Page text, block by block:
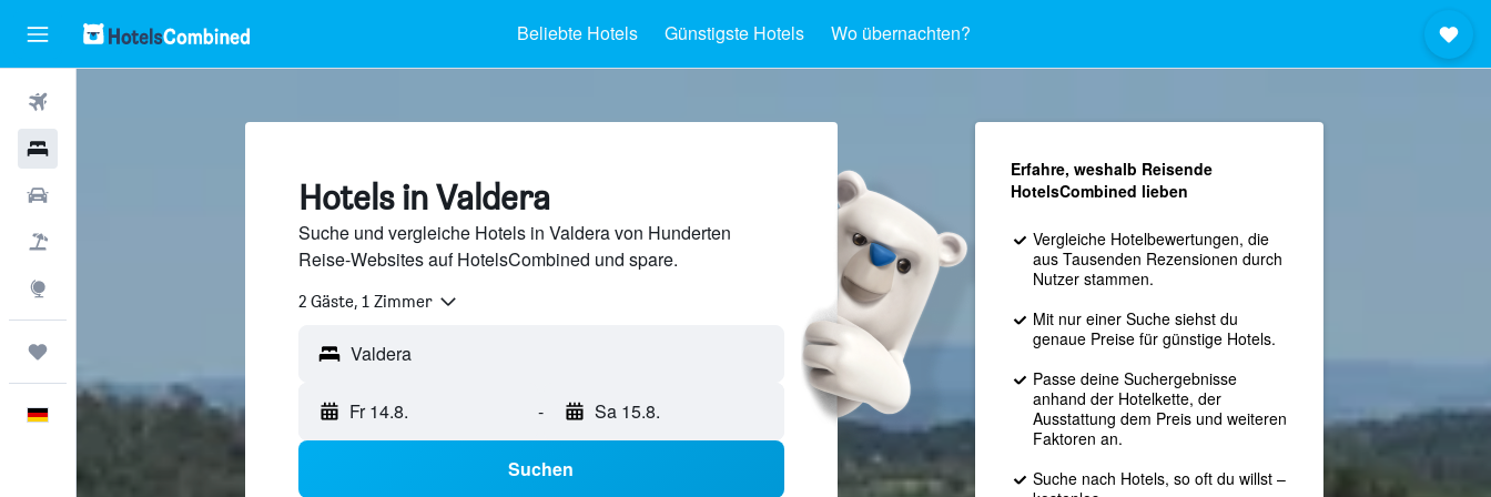
Beliebte Hotels Günstigste Hotels Wo übernachten?
Hotels in Valdera
Suche und vergleiche Hotels in Valdera von Hunderten
Reise-Websites auf HotelsCombined und spare.
2 Gäste, 1 Zimmer
Fr 14.8. - Sa 15.8.
Suchen
Erfahre, weshalb Reisende
HotelsCombined lieben
Vergleiche Hotelbewertungen, die
aus Tausenden Rezensionen durch
Nutzer stammen.
Mit nur einer Suche siehst du
genaue Preise für günstige Hotels.
Passe deine Suchergebnisse
anhand der Hotelkette, der
Ausstattung dem Preis und weiteren
Faktoren an.
Suche nach Hotels, so oft du willst –